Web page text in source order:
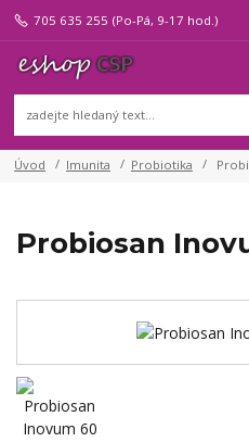
705 635 255 (Po-Pá, 9-17 hod.)
Úvod Imunita Probiotika
Probiosan